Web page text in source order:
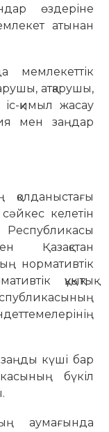
өздеріне
атынан
мемлекеттік
атқарушы,
іс-қимыл жасау
мен заңдар
қолданыстағы
келетін
Қазақстан
нормативтік
құқықтық
күші бар
бүкіл
аумағында